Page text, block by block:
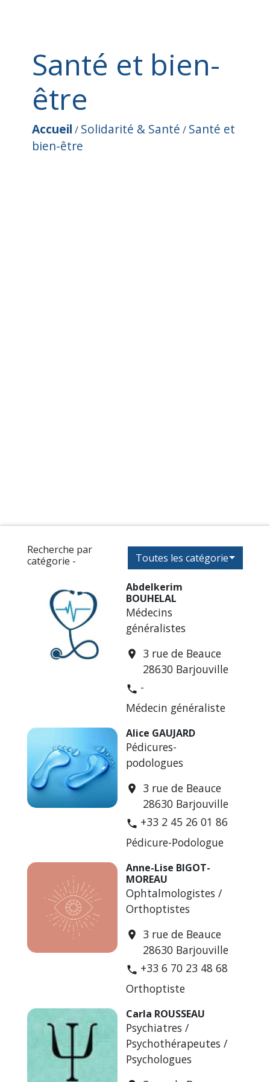
Santé et bien-
être
Accueil / Solidarité & Santé / Santé et
bien-être
Recherche par
catégorie -
Toutes les catégories
Abdelkerim
BOUHELAL
Médecins
généralistes
location_on
3 rue de Beauce
28630 Barjouville
phone -
Médecin généraliste
Alice GAUJARD
Pédicures-
podologues
location_on
3 rue de Beauce
28630 Barjouville
phone +33 2 45 26 01 86
Pédicure-Podologue
Anne-Lise BIGOT-
MOREAU
Ophtalmologistes /
Orthoptistes
location_on
3 rue de Beauce
28630 Barjouville
phone +33 6 70 23 48 68
Orthoptiste
Carla ROUSSEAU
Psychiatres /
Psychothérapeutes /
Psychologues